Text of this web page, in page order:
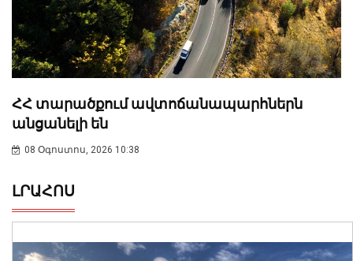
ՀՀ տարածքում ավտոճանապարհներն
անցանելի են
08 Օգոստոս, 2026 10:38
ԼՐԱՀՈՍ